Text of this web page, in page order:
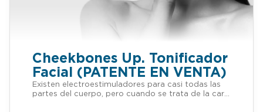
facilidades a empresarios e inversores para invertir
en nuestra patentes. LLÁMANOS
Cheekbones Up. Tonificador
Facial (PATENTE EN VENTA)
Existen electroestimuladores para casi todas las
partes del cuerpo, pero cuando se trata de la cara